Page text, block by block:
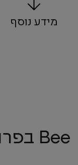
מידע נוסף
Bee בפרויקטים השונים